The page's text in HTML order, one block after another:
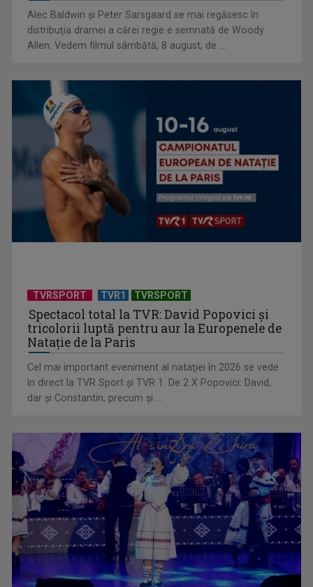
Universitatea de Vară, la Băile Tușnad | VIDEO
„Dansatoarea din umbră”, un thriller psihologic despre
loialitate și ...
UNTOLD ONE, la Cluj-Napoca | VIDEO
Alec Baldwin şi Peter Sarsgaard se mai regăsesc în
distribuţia dramei a cărei regie e semnată de Woody
Allen. Vedem filmul sâmbătă, 8 august, de ...
TVRSPORT TVR1 TVRSPORT
Spectacol total la TVR: David Popovici și
tricolorii luptă pentru aur la Europenele de
Natație de la Paris
Cel mai important eveniment al nataţiei în 2026 se vede
în direct la TVR Sport şi TVR 1. De 2 X Popovici: David,
dar şi Constantin, precum şi ...